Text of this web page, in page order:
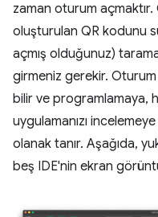
zaman oturum
oluşturulan QR kodunu
açmış olduğunuz)
girmeniz gerekir.
bilir ve programlamaya,
uygulamanızı
olanak tanır. Aşağıda,
beş IDE'nin ekran